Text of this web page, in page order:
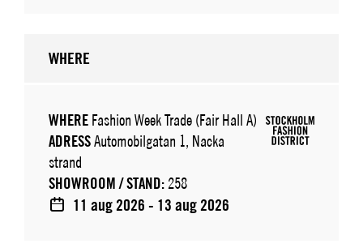
WHERE
WHERE Fashion Week Trade (Fair Hall A)
ADRESSAutomobilgatan 1, Nacka
strand
SHOWROOM / STAND: 258
11 aug 2026 - 13 aug 2026